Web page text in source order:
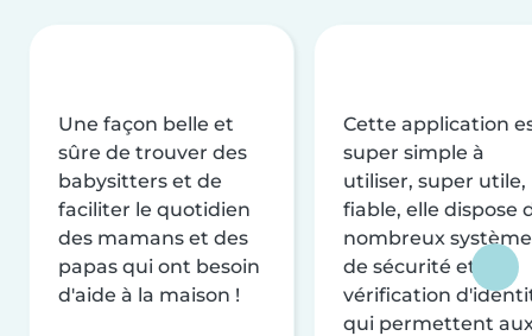
Une façon belle et
sûre de trouver des
babysitters et de
faciliter le quotidien
des mamans et des
papas qui ont besoin
d'aide à la maison !
Cette application
super simple à
utiliser, super utile,
fiable, elle dispose
nombreux
de sécurité et de
vérification
qui permettent